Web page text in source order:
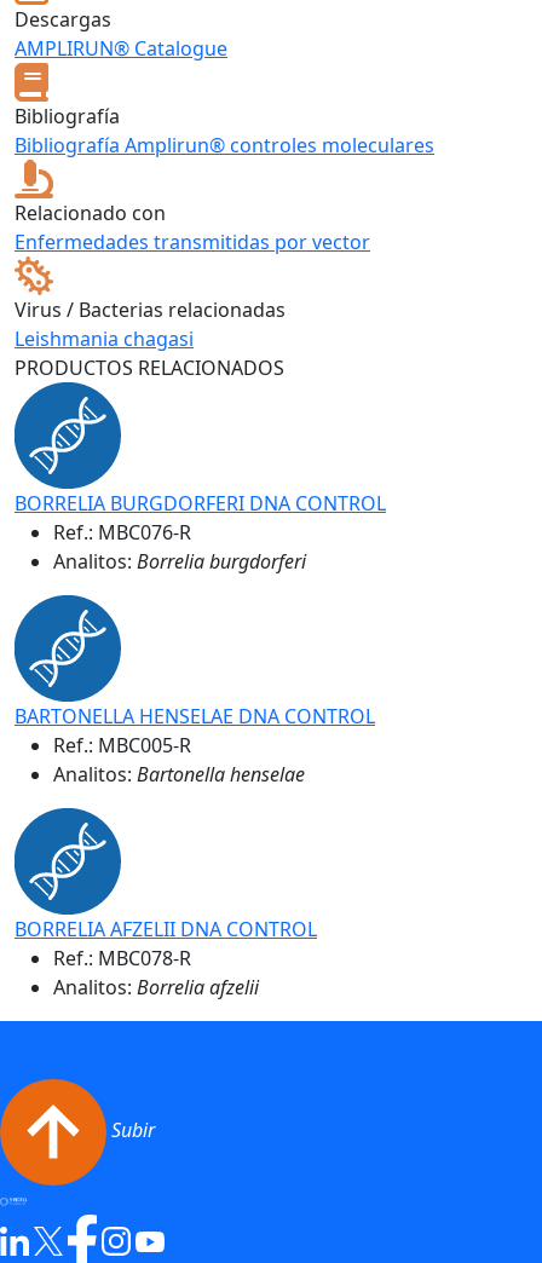
Descargas
AMPLIRUN® Catalogue
Bibliografía
Bibliografía Amplirun® controles moleculares
Relacionado con
Enfermedades transmitidas por vector
Virus / Bacterias relacionadas
Leishmania chagasi
PRODUCTOS RELACIONADOS
BORRELIA BURGDORFERI DNA CONTROL
Ref.: MBC076-R
Analitos: Borrelia burgdorferi
BARTONELLA HENSELAE DNA CONTROL
Ref.: MBC005-R
Analitos: Bartonella henselae
BORRELIA AFZELII DNA CONTROL
Ref.: MBC078-R
Analitos: Borrelia afzelii
Subir